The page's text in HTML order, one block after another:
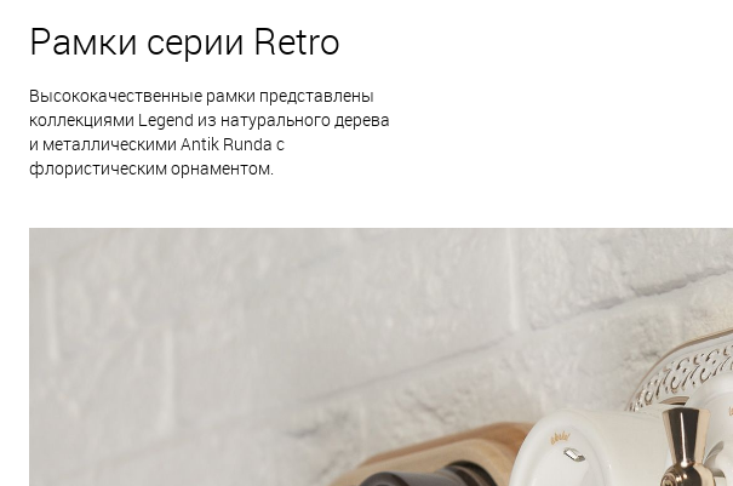
Рамки серии Retro
Высококачественные рамки представлены
коллекциями Legend из натурального дерева
и металлическими Antik Runda с
флористическим орнаментом.